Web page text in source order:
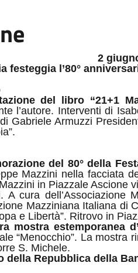
2
festeggia l’80°
del libro “21+1
l’autore. Interventi di
Gabriele Armuzzi
del 80° della
Mazzini nella facciata
in Piazzale Ascione
A cura dell’Associazione
Mazziniana Italiana di
e Libertà”. Ritrovo in
mostra estemporanea
“Menocchio”. La mostra
S. Michele.
della Repubblica della